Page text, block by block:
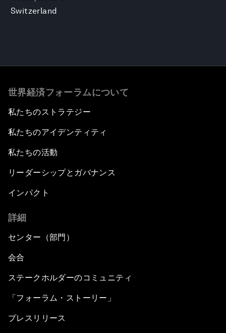
Switzerland
世界経済フォーラムについて
私たちのストラテジー
私たちのアイデンティティ
私たちの活動
リーダーシップとガバナンス
インパクト
詳細
センター（部門）
会合
ステークホルダーのコミュニティ
「フォーラム・ストーリー」
プレスリリース